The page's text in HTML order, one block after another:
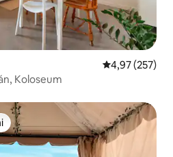
Priemerné
4,97 (257)
Koloseum